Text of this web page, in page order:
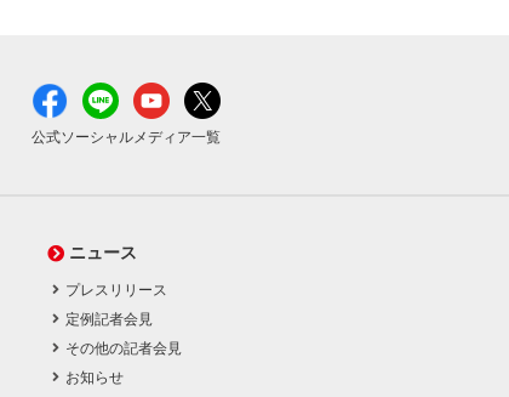
公式ソーシャルメディア一覧
ニュース
プレスリリース
定例記者会見
その他の記者会見
お知らせ